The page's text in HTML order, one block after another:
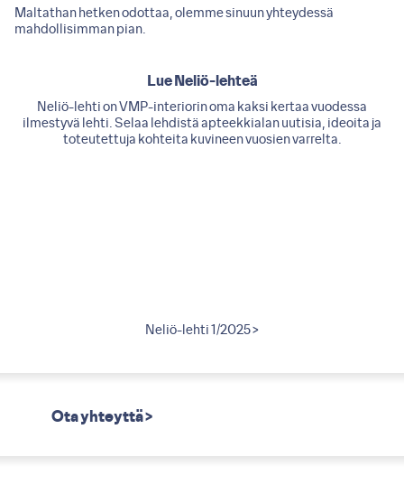
Maltathan hetken odottaa, olemme sinuun yhteydessä
mahdollisimman pian.
Lue Neliö-lehteä
Neliö-lehti on VMP-interiorin oma kaksi kertaa vuodessa
ilmestyvä lehti. Selaa lehdistä apteekkialan uutisia, ideoita ja
toteutettuja kohteita kuvineen vuosien varrelta.
Neliö-lehti 1/2025 >
Ota yhteyttä >